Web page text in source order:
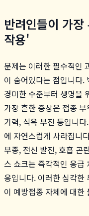
반려인들이 가
작용'
문제는 이러한 필수적인
이 숨어있다는 점입니다.
경미한 수준부터 생명을
가장 흔한 증상은 접종
기력, 식욕 부진 등입니
에 자연스럽게 사라집니
부종, 전신 발진, 호흡 곤
스 쇼크는 즉각적인 응급
응입니다. 이러한 심각한
이 예방접종 자체에 대한